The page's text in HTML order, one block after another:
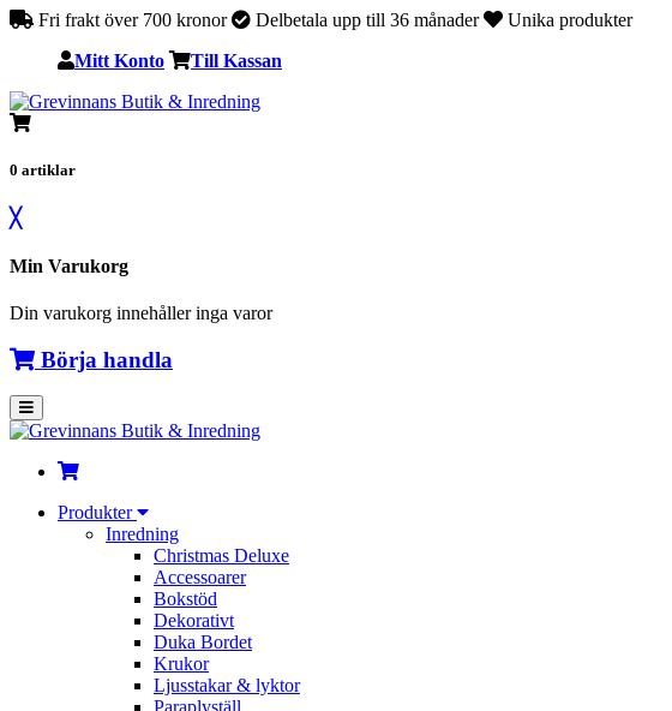
Fri frakt över 700 kronor Delbetala upp till 36 månader Unika produkter
Mitt Konto Till Kassan
0 artiklar
╳
Min Varukorg
Din varukorg innehåller inga varor
Börja handla
Produkter
Inredning
Christmas Deluxe
Accessoarer
Bokstöd
Dekorativt
Duka Bordet
Krukor
Ljusstakar & lyktor